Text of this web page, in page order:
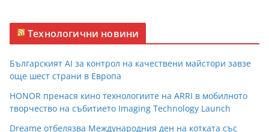
Технологични новини
Българският AI за контрол на качествени майстори завзе
още шест страни в Европа
HONOR пренася кино технологиите на ARRI в мобилното
творчество на събитието Imaging Technology Launch
Dreame отбелязва Международния ден на котката със